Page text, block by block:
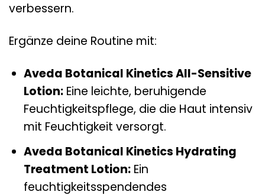
verbessern.
Ergänze deine Routine mit:
Aveda Botanical Kinetics All-Sensitive
Lotion:Eine leichte, beruhigende
Feuchtigkeitspflege, die die Haut intensiv
mit Feuchtigkeit versorgt.
Aveda Botanical Kinetics Hydrating
Treatment Lotion:Ein
feuchtigkeitsspendendes